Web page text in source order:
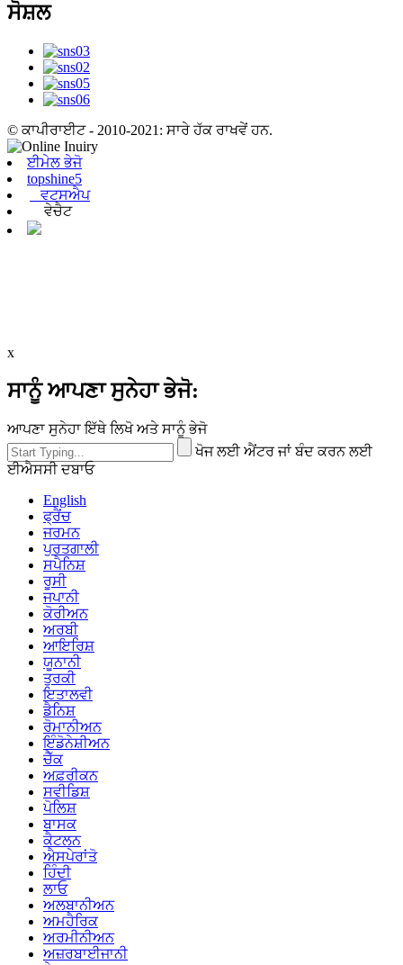
ਸੋਸ਼ਲ
© ਕਾਪੀਰਾਈਟ - 2010-2021: ਸਾਰੇ ਹੱਕ ਰਾਖਵੇਂ ਹਨ.
ਈਮੇਲ ਭੇਜੋ
topshine5
ਵਟਸਐਪ
ਵੇਚੈਟ
x
ਸਾਨੂੰ ਆਪਣਾ ਸੁਨੇਹਾ ਭੇਜੋ:
ਆਪਣਾ ਸੁਨੇਹਾ ਇੱਥੇ ਲਿਖੋ ਅਤੇ ਸਾਨੂੰ ਭੇਜੋ
ਖੋਜ ਲਈ ਐਂਟਰ ਜਾਂ ਬੰਦ ਕਰਨ ਲਈ
ਈਐਸਸੀ ਦਬਾਓ
English
ਫ੍ਰੈਂਚ
ਜਰਮਨ
ਪੁਰਤਗਾਲੀ
ਸਪੈਨਿਸ਼
ਰੂਸੀ
ਜਪਾਨੀ
ਕੋਰੀਅਨ
ਅਰਬੀ
ਆਇਰਿਸ਼
ਯੂਨਾਨੀ
ਤੁਰਕੀ
ਇਤਾਲਵੀ
ਡੈਨਿਸ਼
ਰੋਮਾਨੀਅਨ
ਇੰਡੋਨੇਸ਼ੀਅਨ
ਚੈੱਕ
ਅਫ਼ਰੀਕਨ
ਸਵੀਡਿਸ਼
ਪੋਲਿਸ਼
ਬਾਸਕ
ਕੈਟਲਨ
ਐਸਪੇਰਾਂਤੋ
ਹਿੰਦੀ
ਲਾਓ
ਅਲਬਾਨੀਅਨ
ਅਮਹੈਰਿਕ
ਅਰਮੀਨੀਅਨ
ਅਜ਼ਰਬਾਈਜਾਨੀ